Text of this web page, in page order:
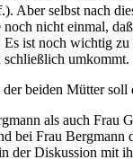
Aber selbst nach
nicht einmal,
ist noch wichtig
schließlich umkommt.
beiden Mütter
als auch Frau
bei Frau
der Diskussion mit